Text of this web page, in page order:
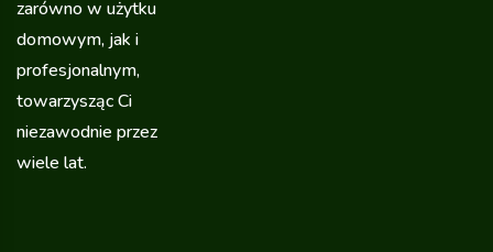
zarówno w użytku
domowym, jak i
profesjonalnym,
towarzysząc Ci
niezawodnie przez
wiele lat.